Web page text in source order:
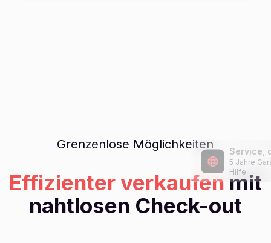
Grenzenlose Möglichkeiten
Effizienter verkaufen mit
nahtlosen Check-out